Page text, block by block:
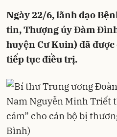
Ngày 22/6, lãnh đạo
tin, Thượng úy Đàm
huyện Cư Kuin) đã
tiếp tục điều trị.